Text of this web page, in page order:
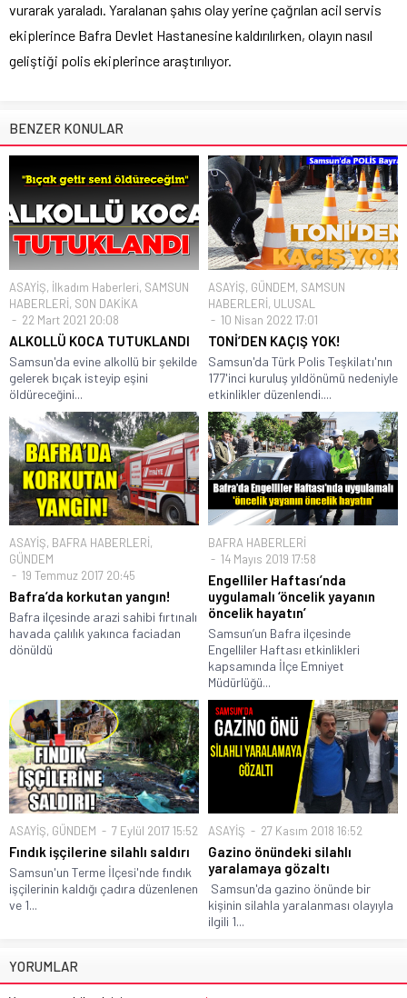
vurarak yaraladı. Yaralanan şahıs olay yerine çağrılan acil servis
ekiplerince Bafra Devlet Hastanesine kaldırılırken, olayın nasıl
geliştiği polis ekiplerince araştırılıyor.
BENZER KONULAR
ASAYİŞ, İlkadım Haberleri, SAMSUN
HABERLERİ, SON DAKİKA
22 Mart 2021 20:08
ALKOLLÜ KOCA TUTUKLANDI
Samsun'da evine alkollü bir şekilde
gelerek bıçak isteyip eşini
öldüreceğini...
ASAYİŞ, GÜNDEM, SAMSUN
HABERLERİ, ULUSAL
10 Nisan 2022 17:01
TONİ’DEN KAÇIŞ YOK!
Samsun'da Türk Polis Teşkilatı'nın
177'inci kuruluş yıldönümü nedeniyle
etkinlikler düzenlendi....
ASAYİŞ, BAFRA HABERLERİ,
GÜNDEM
19 Temmuz 2017 20:45
Bafra’da korkutan yangın!
Bafra ilçesinde arazi sahibi fırtınalı
havada çalılık yakınca faciadan
dönüldü
BAFRA HABERLERİ
14 Mayıs 2019 17:58
Engelliler Haftası’nda
uygulamalı ‘öncelik yayanın
öncelik hayatın’
Samsun’un Bafra ilçesinde
Engelliler Haftası etkinlikleri
kapsamında İlçe Emniyet
Müdürlüğü...
ASAYİŞ, GÜNDEM 7 Eylül 2017 15:52
Fındık işçilerine silahlı saldırı
Samsun'un Terme İlçesi'nde fındık
işçilerinin kaldığı çadıra düzenlenen
ve 1...
ASAYİŞ 27 Kasım 2018 16:52
Gazino önündeki silahlı
yaralamaya gözaltı
Samsun'da gazino önünde bir
kişinin silahla yaralanması olayıyla
ilgili 1...
YORUMLAR